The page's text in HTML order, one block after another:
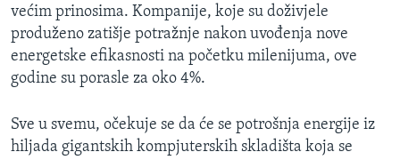
većim prinosima. Kompanije, koje su doživjele
produženo zatišje potražnje nakon uvođenja nove
energetske efikasnosti na početku milenijuma, ove
godine su porasle za oko 4%.
Sve u svemu, očekuje se da će se potrošnja energije iz
hiljada gigantskih kompjuterskih skladišta koja se